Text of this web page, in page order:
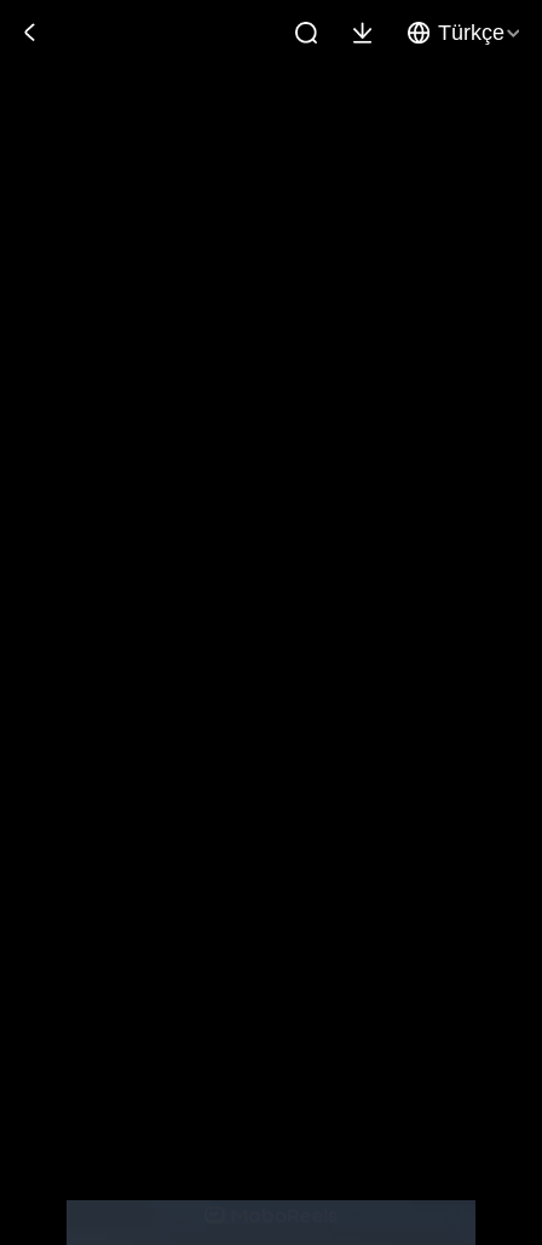
Türkçe